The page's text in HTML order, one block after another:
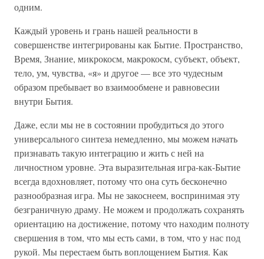
одним.
Каждый уровень и грань нашей реальности в
совершенстве интегрированы как Бытие. Пространство,
Время, Знание, микрокосм, макрокосм, субъект, объект,
тело, ум, чувства, «я» и другое — все это чудесным
образом пребывает во взаимообмене и равновесии
внутри Бытия.
Даже, если мы не в состоянии пробудиться до этого
универсального синтеза немедленно, мы можем начать
признавать такую интеграцию и жить с ней на
личностном уровне. Эта выразительная игра-как-Бытие
всегда вдохновляет, потому что она суть бесконечно
разнообразная игра. Мы не закоснеем, воспринимая эту
безграничную драму. Не можем и продолжать сохранять
ориентацию на достижение, потому что находим полноту
свершения в том, что мы есть сами, в том, что у нас под
рукой. Мы перестаем быть воплощением Бытия. Как